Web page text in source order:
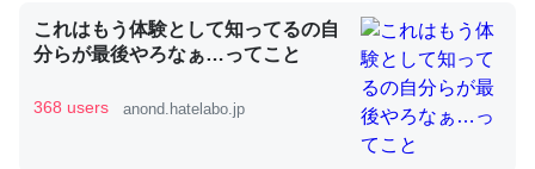
昆虫ってカルシウム少ないのか。知らんかった。調べたら
コオロギのカルシウム分はエビの600分の1程度。
これはもう体験として知ってるの自
分らが最後やろなぁ…ってこと
368 users anond.hatelabo.jp